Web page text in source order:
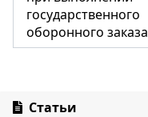
государственного
оборонного заказа
Статьи